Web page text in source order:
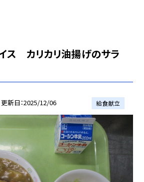
ス カリカリ油揚げのサラ
更新日 2025/12/06 給食献立